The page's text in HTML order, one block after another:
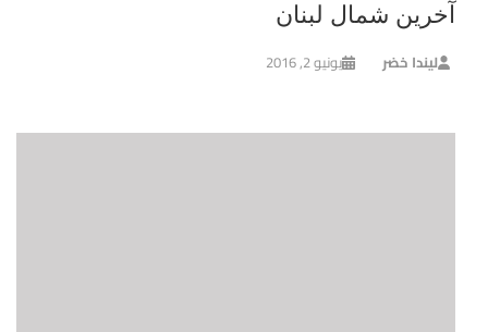
آخرين شمال لبنان
ليندا خضر يونيو 2, 2016